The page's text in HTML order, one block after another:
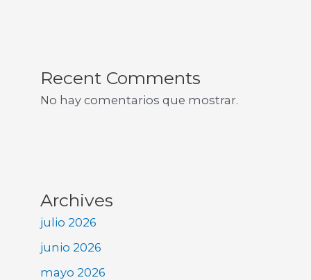
Recent Comments
No hay comentarios que mostrar.
Archives
julio 2026
junio 2026
mayo 2026